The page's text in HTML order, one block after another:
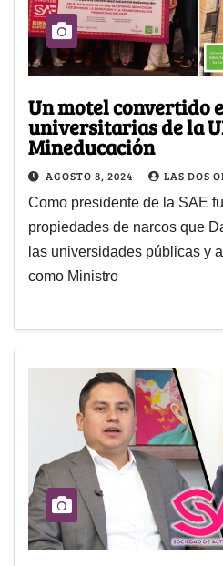
Un motel convertido
universitarias de la
Mineducación
AGOSTO 8, 2024 LAS DOS
Como presidente de la SAE
propiedades de narcos que
las universidades públicas y
como Ministro